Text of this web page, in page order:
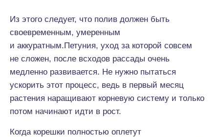
Из этого следует, что полив должен быть
своевременным, умеренным
и аккуратным.Петуния, уход за которой совсем
не сложен, после всходов рассады очень
медленно развивается. Не нужно пытаться
ускорить этот процесс, ведь в первый месяц
растения наращивают корневую систему и только
потом начинают идти в рост.
Когда корешки полностью оплетут